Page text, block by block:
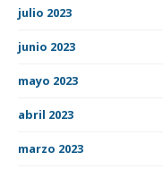
julio 2023
junio 2023
mayo 2023
abril 2023
marzo 2023